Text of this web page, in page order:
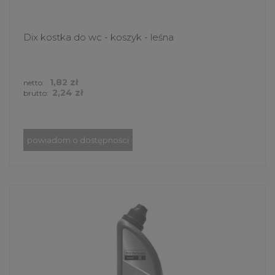
Dix kostka do wc - koszyk - leśna
brutto: 2,24 zł
netto: 1,82 zł
powiadom o dostępności